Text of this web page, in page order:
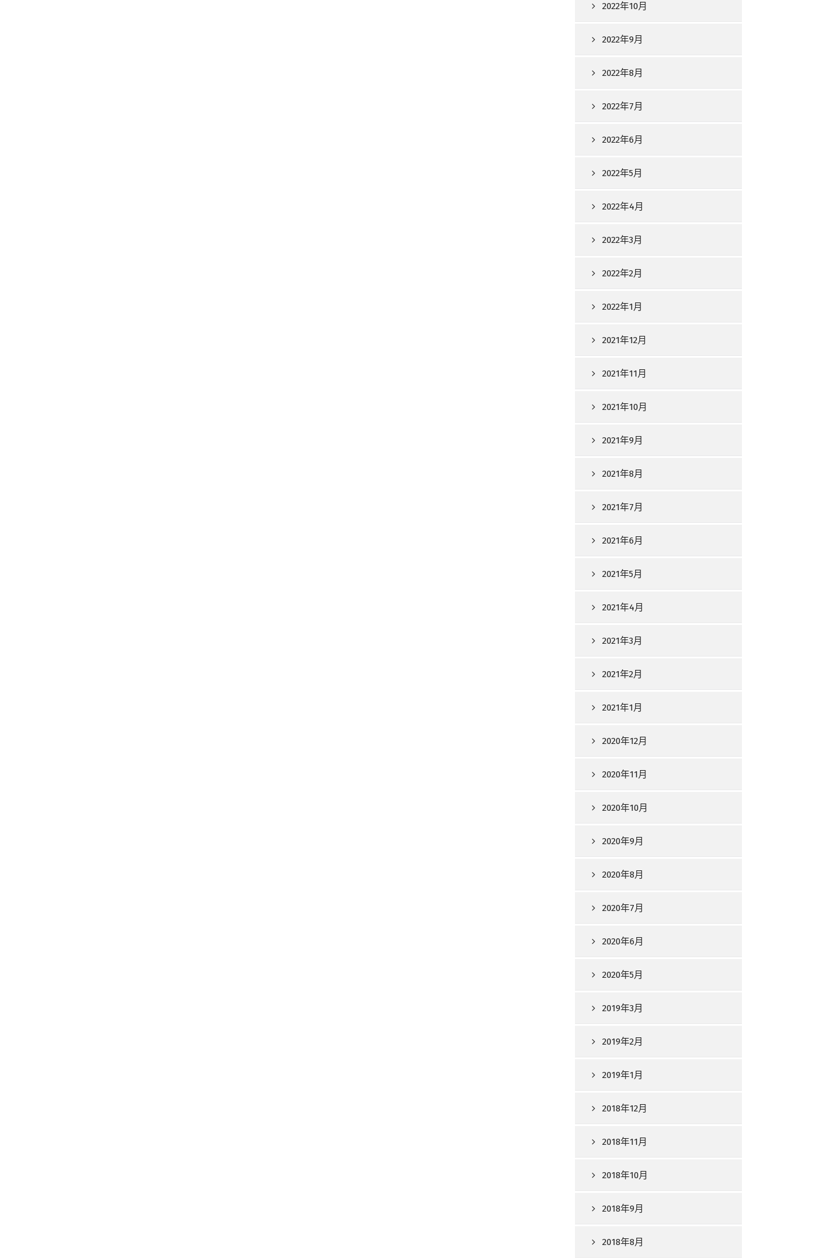
2022年10月
2022年9月
2022年8月
2022年7月
2022年6月
2022年5月
2022年4月
2022年3月
2022年2月
2022年1月
2021年12月
2021年11月
2021年10月
2021年9月
2021年8月
2021年7月
2021年6月
2021年5月
2021年4月
2021年3月
2021年2月
2021年1月
2020年12月
2020年11月
2020年10月
2020年9月
2020年8月
2020年7月
2020年6月
2020年5月
2019年3月
2019年2月
2019年1月
2018年12月
2018年11月
2018年10月
2018年9月
2018年8月